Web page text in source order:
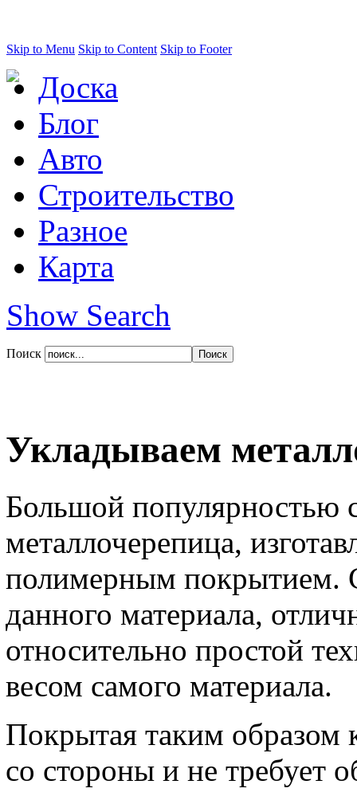
Skip to Menu Skip to Content Skip to Footer
Доска
Блог
Авто
Строительство
Разное
Карта
Show Search
Поиск
Укладываем
Большой популярностью
металлочерепица,
полимерным покрытием.
данного материала,
относительно простой
весом самого материала.
Покрытая таким образом
со стороны и не требует